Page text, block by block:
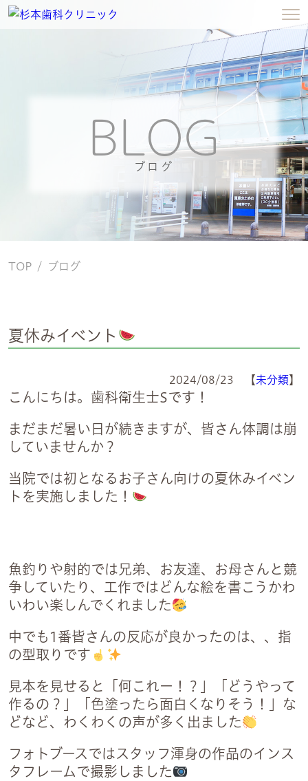
BLOG
ブログ
TOP ブログ
夏休みイベント
2024/08/23 【未分類】
こんにちは。歯科衛生士Sです！
まだまだ暑い日が続きますが、皆さん体調は崩
していませんか？
当院では初となるお子さん向けの夏休みイベン
トを実施しました！
魚釣りや射的では兄弟、お友達、お母さんと競
争していたり、工作ではどんな絵を書こうかわ
いわい楽しんでくれました
中でも1番皆さんの反応が良かったのは、、指
の型取りです
見本を見せると「何これー！？」「どうやって
作るの？」「色塗ったら面白くなりそう！」な
どなど、わくわくの声が多く出ました
フォトブースではスタッフ渾身の作品のインス
タフレームで撮影しました